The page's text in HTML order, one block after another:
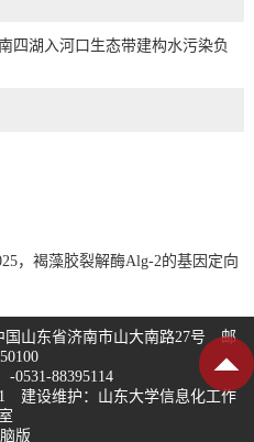
四湖入河口生态带建构水污染负
，褐藻胶裂解酶Alg-2的基因定向
山东省济南市山大南路27号 邮
-0531-88395114
建设维护：山东大学信息化工作
室
版